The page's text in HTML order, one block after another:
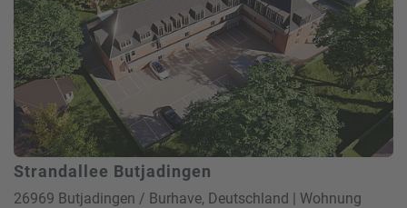
Strandallee Butjadingen
26969 Butjadingen / Burhave, Deutschland | Wohnung